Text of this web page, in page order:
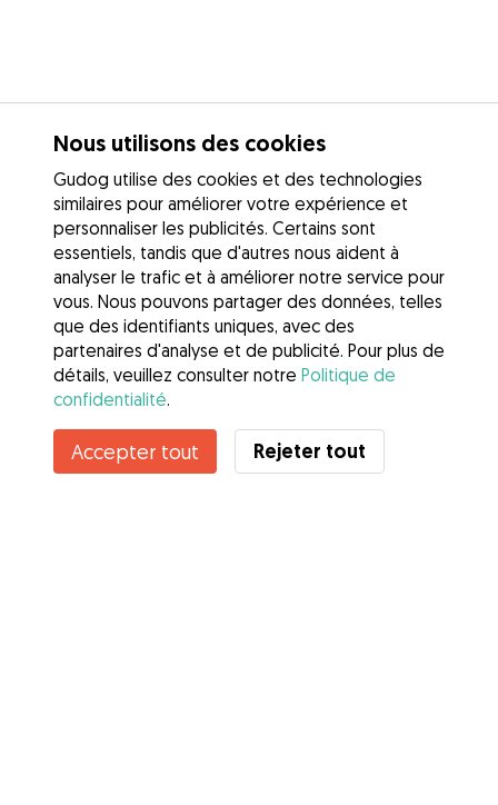
Contacter Vérane
Connaissez-vous les avantages de Gudog ? Voir plus
Nous utilisons des cookies
Gudog utilise des cookies et des technologies
similaires pour améliorer votre expérience et
personnaliser les publicités. Certains sont
essentiels, tandis que d'autres nous aident à
analyser le trafic et à améliorer notre service pour
vous. Nous pouvons partager des données, telles
que des identifiants uniques, avec des
partenaires d'analyse et de publicité. Pour plus de
détails, veuillez consulter notre Politique de
confidentialité.
Accepter tout Rejeter tout